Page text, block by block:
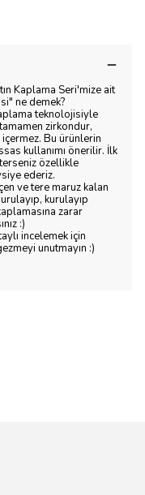
Kaplama Seri'mize ait
ne demek?
teknolojisiyle
zirkondur,
Bu ürünlerin
kullanımı önerilir. İlk
özellikle
ederiz.
ve tere maruz kalan
kurulayıp
zarar
:)
incelemek için
unutmayın :)